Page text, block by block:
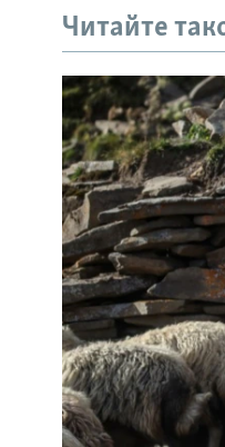
Читайте